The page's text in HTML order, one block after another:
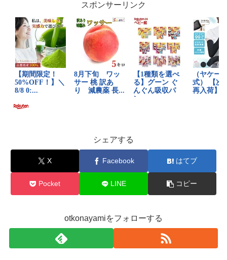
スポンサーリンク
シェアする
X Facebook はてブ
Pocket LINE コピー
otkonayamiをフォローする